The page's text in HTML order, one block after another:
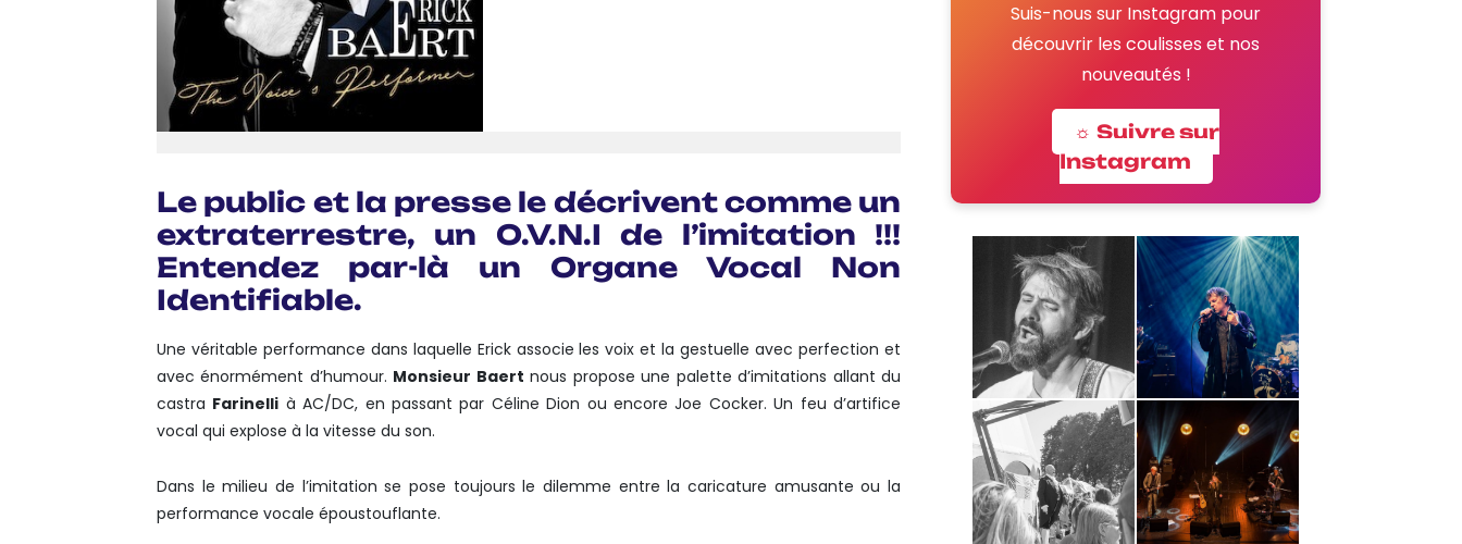
Le public et la presse le décrivent comme un
extraterrestre, un O.V.N.I de l’imitation !!!
Entendez par-là un Organe Vocal Non
Identifiable.
Une véritable performance dans laquelle Erick associe les voix et la gestuelle avec perfection et
avec énormément d’humour. Monsieur Baert nous propose une palette d’imitations allant du
castra Farinelli à AC/DC, en passant par Céline Dion ou encore Joe Cocker. Un feu d’artifice
vocal qui explose à la vitesse du son.
Dans le milieu de l’imitation se pose toujours le dilemme entre la caricature amusante ou la
performance vocale époustouflante.
Suis-nous sur Instagram pour
découvrir les coulisses et nos
nouveautés !
☼ Suivre sur
Instagram